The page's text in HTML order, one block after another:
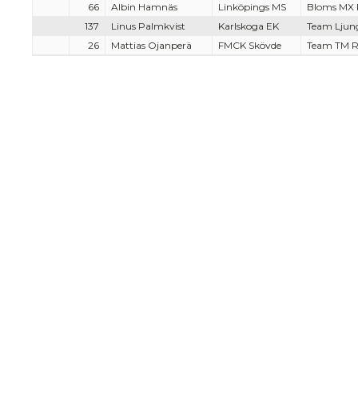
66
Albin Hamnäs Linköpings MS
Bloms MX
137
Linus Palmkvist Karlskoga EK
Team
26
Mattias Ojanperä FMCK Skövde Team TM